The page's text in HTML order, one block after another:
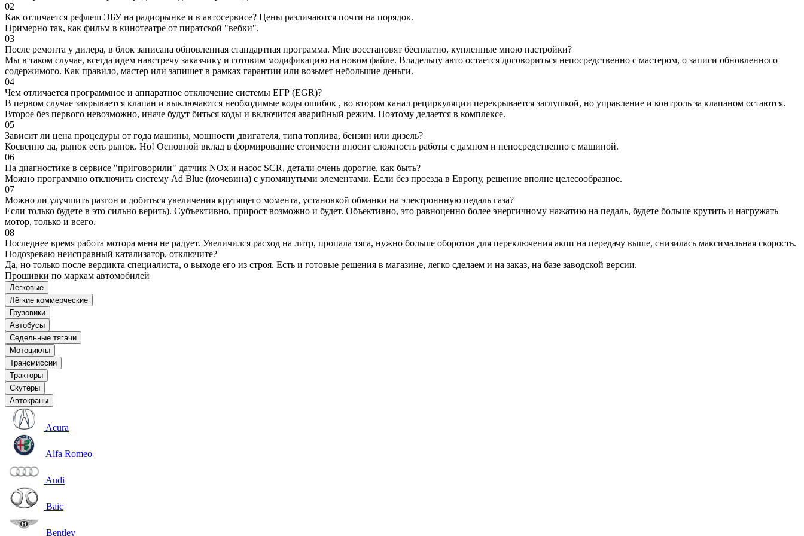
02
Как отличается рефлеш ЭБУ на радиорынке и в автосервисе? Цены различаются почти на порядок.
Примерно так, как фильм в кинотеатре от пиратской "вебки".
03
После ремонта у дилера, в блок записана обновленная стандартная программа. Мне восстановят бесплатно, купленные мною настройки?
Мы в таком случае, всегда идем навстречу заказчику и готовим модификацию на новом файле. Владельцу авто остается договориться непосредственно с мастером, о записи обновленного
содержимого. Как правило, мастер или запишет в рамках гарантии или возьмет небольшие деньги.
04
Чем отличается программное и аппаратное отключение системы ЕГР (EGR)?
В первом случае закрывается клапан и выключаются необходимые коды ошибок , во втором канал рециркуляции перекрывается заглушкой, но управление и контроль за клапаном остаются.
Второе без первого невозможно, иначе будут биться коды и включится аварийный режим. Поэтому делается в комплексе.
05
Зависит ли цена процедуры от года машины, мощности двигателя, типа топлива, бензин или дизель?
Косвенно да, рынок есть рынок. Но! Основной вклад в формирование стоимости вносит сложность работы с дампом и непосредственно с машиной.
06
На диагностике в сервисе "приговорили" датчик NOx и насос SCR, детали очень дорогие, как быть?
Можно программно отключить систему Ad Blue (мочевина) с упомянутыми элементами. Если без проезда в Европу, решение вполне целесообразное.
07
Можно ли улучшить разгон и добиться увеличения крутящего момента, установкой обманки на электроннную педаль газа?
Если только будете в это сильно верить). Субъективно, прирост возможно и будет. Объективно, это равноценно более энергичному нажатию на педаль, будете больше крутить и нагружать
мотор, только и всего.
08
Последнее время работа мотора меня не радует. Увеличился расход на литр, пропала тяга, нужно больше оборотов для переключения акпп на передачу выше, снизилась максимальная скорость.
Подозреваю неисправный катализатор, отключите?
Да, но только после вердикта специалиста, о выходе его из строя. Есть и готовые решения в магазине, легко сделаем и на заказ, на базе заводской версии.
Прошивки по маркам автомобилей
Легковые
Лёгкие коммерческие
Грузовики
Автобусы
Седельные тягачи
Мотоциклы
Трансмиссии
Тракторы
Скутеры
Автокраны
Acura
Alfa Romeo
Audi
Baic
Bentley